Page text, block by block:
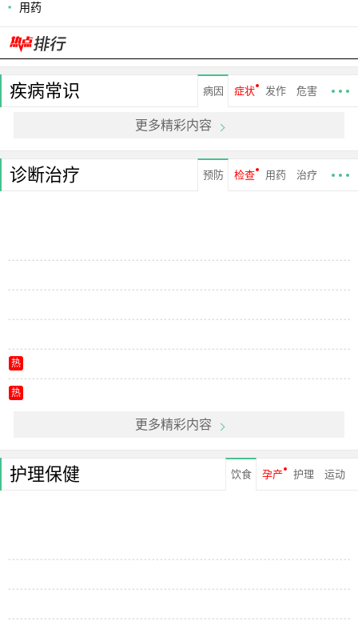
用药
疾病常识 病因 症状 发作 危害
更多精彩内容
诊断治疗 预防 检查 用药 治疗
热
热
更多精彩内容
护理保健 饮食 孕产 护理 运动